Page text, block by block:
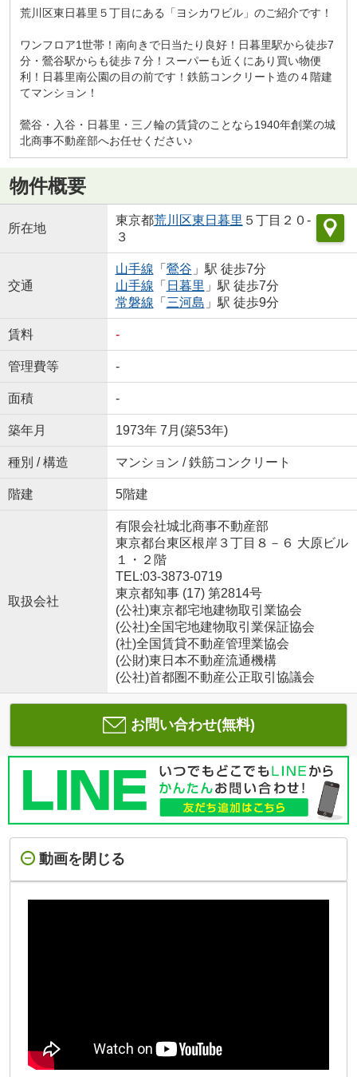
荒川区東日暮里５丁目にある「ヨシカワビル」のご紹介です！
ワンフロア1世帯！南向きで日当たり良好！日暮里駅から徒歩7
分・鶯谷駅からも徒歩７分！スーパーも近くにあり買い物便
利！日暮里南公園の目の前です！鉄筋コンクリート造の４階建
てマンション！
鶯谷・入谷・日暮里・三ノ輪の賃貸のことなら1940年創業の城
北商事不動産部へお任せください♪
物件概要
所在地
東京都荒川区東日暮里 ５丁目２０-
３
交通
山手線 「 鶯谷 」駅 徒歩7分
山手線 「 日暮里 」駅 徒歩7分
常磐線 「 三河島 」駅 徒歩9分
賃料 -
管理費等 -
面積 -
築年月 1973年 7月(築53年)
種別 / 構造 マンション / 鉄筋コンクリート
階建 5階建
取扱会社
有限会社城北商事不動産部
東京都台東区根岸３丁目８－６ 大原ビル
１・２階
TEL:03-3873-0719
東京都知事 (17) 第2814号
(公社)東京都宅地建物取引業協会
(公社)全国宅地建物取引業保証協会
(社)全国賃貸不動産管理業協会
(公財)東日本不動産流通機構
(公社)首都圏不動産公正取引協議会
お問い合わせ(無料)
動画を閉じる